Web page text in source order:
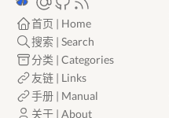
首页 | Home
搜索 | Search
分类 | Categories
友链 | Links
手册 | Manual
关于 | About